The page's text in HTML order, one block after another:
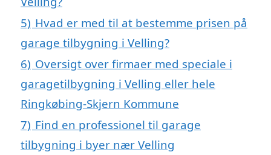
5) Hvad er med til at bestemme prisen på
garage tilbygning i Velling?
6) Oversigt over firmaer med speciale i
garagetilbygning i Velling eller hele
Ringkøbing-Skjern Kommune
7) Find en professionel til garage
tilbygning i byer nær Velling